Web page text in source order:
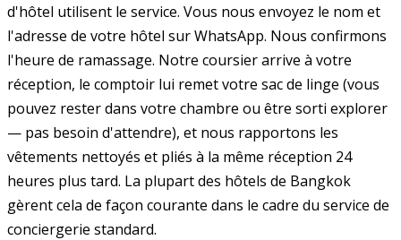
d'hôtel utilisent le service. Vous nous envoyez le nom et
l'adresse de votre hôtel sur WhatsApp. Nous confirmons
l'heure de ramassage. Notre coursier arrive à votre
réception, le comptoir lui remet votre sac de linge (vous
pouvez rester dans votre chambre ou être sorti explorer
— pas besoin d'attendre), et nous rapportons les
vêtements nettoyés et pliés à la même réception 24
heures plus tard. La plupart des hôtels de Bangkok
gèrent cela de façon courante dans le cadre du service de
conciergerie standard.